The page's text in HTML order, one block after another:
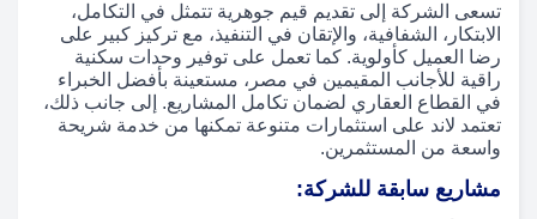
تسعى الشركة إلى تقديم قيم جوهرية تتمثل في التكامل،
الابتكار، الشفافية، والإتقان في التنفيذ، مع تركيز كبير على
رضا العميل كأولوية. كما تعمل على توفير وحدات سكنية
راقية للأجانب المقيمين في مصر، مستعينة بأفضل الخبراء
في القطاع العقاري لضمان تكامل المشاريع. إلى جانب ذلك،
تعتمد لاند على استثمارات متنوعة تمكنها من خدمة شريحة
واسعة من المستثمرين.
مشاريع سابقة للشركة: